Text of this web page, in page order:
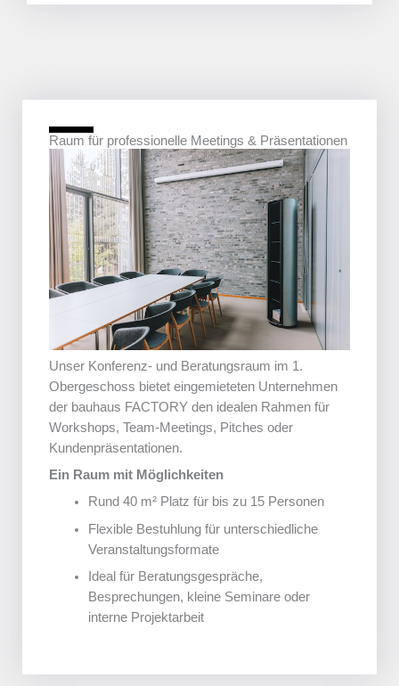
Raum für professionelle Meetings & Präsentationen
Unser Konferenz- und Beratungsraum im 1.
Obergeschoss bietet eingemieteten Unternehmen
der bauhaus FACTORY den idealen Rahmen für
Workshops, Team-Meetings, Pitches oder
Kundenpräsentationen.
Ein Raum mit Möglichkeiten
Rund 40 m² Platz für bis zu 15 Personen
Flexible Bestuhlung für unterschiedliche
Veranstaltungsformate
Ideal für Beratungsgespräche,
Besprechungen, kleine Seminare oder
interne Projektarbeit